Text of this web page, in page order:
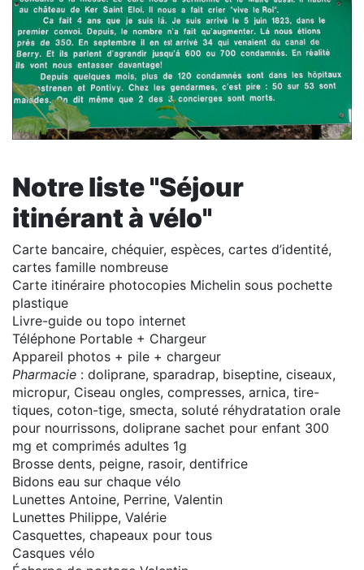
Notre liste "Séjour
itinérant à vélo"
Carte bancaire, chéquier, espèces, cartes d’identité,
cartes famille nombreuse
Carte itinéraire photocopies Michelin sous pochette
plastique
Livre-guide ou topo internet
Téléphone Portable + Chargeur
Appareil photos + pile + chargeur
Pharmacie : doliprane, sparadrap, biseptine, ciseaux,
micropur, Ciseau ongles, compresses, arnica, tire-
tiques, coton-tige, smecta, soluté réhydratation orale
pour nourrissons, doliprane sachet pour enfant 300
mg et comprimés adultes 1g
Brosse dents, peigne, rasoir, dentifrice
Bidons eau sur chaque vélo
Lunettes Antoine, Perrine, Valentin
Lunettes Philippe, Valérie
Casquettes, chapeaux pour tous
Casques vélo